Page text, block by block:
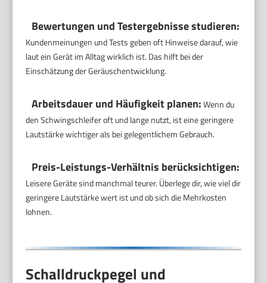
Bewertungen und Testergebnisse studieren:
Kundenmeinungen und Tests geben oft Hinweise darauf, wie
laut ein Gerät im Alltag wirklich ist. Das hilft bei der
Einschätzung der Geräuschentwicklung.
Arbeitsdauer und Häufigkeit planen:Wenn du
den Schwingschleifer oft und lange nutzt, ist eine geringere
Lautstärke wichtiger als bei gelegentlichem Gebrauch.
Preis-Leistungs-Verhältnis berücksichtigen:
Leisere Geräte sind manchmal teurer. Überlege dir, wie viel dir
geringere Lautstärke wert ist und ob sich die Mehrkosten
lohnen.
Schalldruckpegel und